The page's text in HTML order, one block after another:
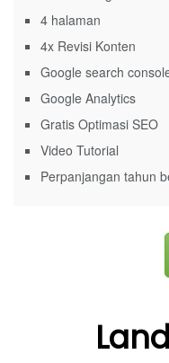
4 halaman
4x Revisi Konten
Google search
Google Analytics
Gratis Optimasi SEO
Video Tutorial
Perpanjangan tahun